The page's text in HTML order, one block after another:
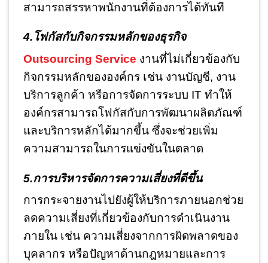
สามารถสรรหาพนักงานที่ต้องการได้ทันที
4.โฟกัสกับกิจกรรมหลักของธุรกิจ
Outsourcing Service งานที่ไม่เกี่ยวข้องกับ
กิจกรรมหลักขององค์กร เช่น งานบัญชี, งาน
บริการลูกค้า หรือการจัดการระบบ IT ทำให้
องค์กรสามารถโฟกัสกับการพัฒนาผลิตภัณฑ์
และบริการหลักได้มากขึ้น ซึ่งจะช่วยเพิ่ม
ความสามารถในการแข่งขันในตลาด
5.การบริหารจัดการความเสี่ยงที่ดีขึ้น
การกระจายงานไปยังผู้ให้บริการภายนอกช่วย
ลดความเสี่ยงที่เกี่ยวข้องกับการดำเนินงาน
ภายใน เช่น ความเสี่ยงจากการผิดพลาดของ
บุคลากร หรือปัญหาด้านกฎหมายและการ